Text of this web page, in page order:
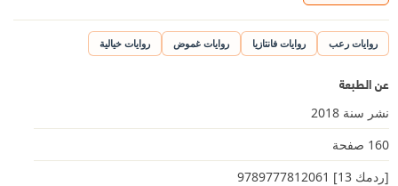
روايات رعب روايات فانتازيا روايات غموض روايات خيالية
عن الطبعة
نشر سنة 2018
160 صفحة
[ردمك 13] 9789777812061